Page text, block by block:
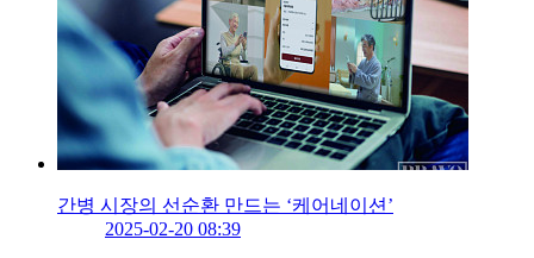
간병 시장의 선순환 만드는 ‘케어네이션’
2025-02-20 08:39